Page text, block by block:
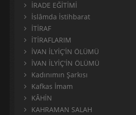
İRADE EĞİTİMİ
İslâmda İstihbarat
İTİRAF
İTİRAFLARIM
İVAN İLYİÇ’İN ÖLÜMÜ
İVAN İLYİÇ'İN ÖLÜMÜ
Kadınımın Şarkısı
Kafkas İmam
KÂHİN
KAHRAMAN SALAH